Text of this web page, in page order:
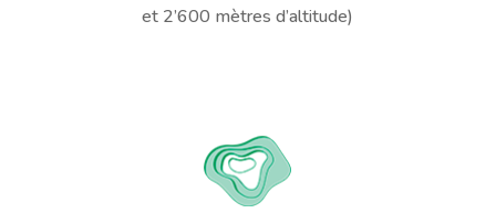
et 2’600 mètres d’altitude)